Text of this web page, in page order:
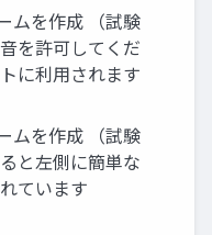
ムを作成 （試験
を許可してくだ
に利用されます
ムを作成 （試験
と左側に簡単な
ています